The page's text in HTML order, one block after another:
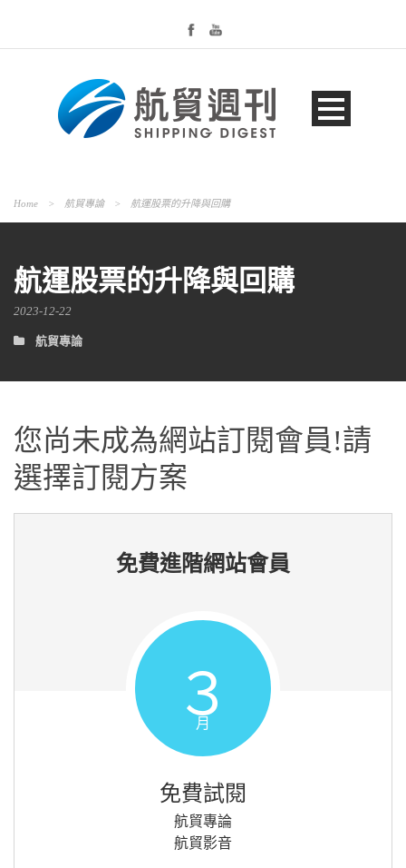
Home > 航貿專論 > 航運股票的升降與回購
航運股票的升降與回購
2023-12-22
航貿專論
您尚未成為網站訂閱會員!請
選擇訂閱方案
免費進階網站會員
３
月
免費試閱
航貿專論
航貿影音